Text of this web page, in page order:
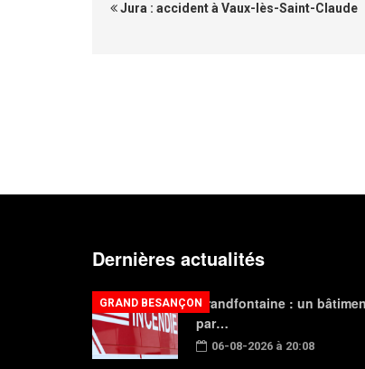
Jura : accident à Vaux-lès-Saint-Claude
Dernières actualités
Grandfontaine : un
par…
06-08-2026 à 20:08
GRAND BESANÇON